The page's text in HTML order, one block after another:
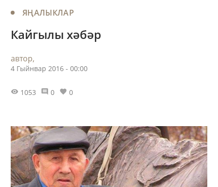
ЯҢАЛЫКЛАР
Кайгылы хәбәр
автор,
4 Гыйнвар 2016 - 00:00
1053 0 0